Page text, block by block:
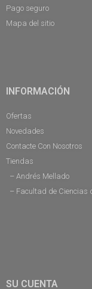
Pago seguro
Mapa del sitio
INFORMACIÓN
Ofertas
Novedades
Contacte Con Nosotros
Tiendas
– Andrés Mellado
– Facultad de Ciencias
SU CUENTA